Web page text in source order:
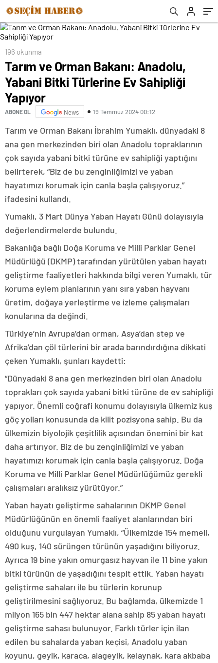
196 okunma
Tarım ve Orman Bakanı: Anadolu,
Yabani Bitki Türlerine Ev Sahipliği
Yapıyor
ABONE OL News 19 Temmuz 2024 00:12
Tarım ve Orman Bakanı İbrahim Yumaklı, dünyadaki 8
ana gen merkezinden biri olan Anadolu topraklarının
çok sayıda yabani bitki türüne ev sahipliği yaptığını
belirterek, “Biz de bu zenginliğimizi ve yaban
hayatımızı korumak için canla başla çalışıyoruz.”
ifadesini kullandı.
Yumaklı, 3 Mart Dünya Yaban Hayatı Günü dolayısıyla
değerlendirmelerde bulundu.
Bakanlığa bağlı Doğa Koruma ve Milli Parklar Genel
Müdürlüğü (DKMP) tarafından yürütülen yaban hayatı
geliştirme faaliyetleri hakkında bilgi veren Yumaklı, tür
koruma eylem planlarının yanı sıra yaban hayvanı
üretim, doğaya yerleştirme ve izleme çalışmaları
konularına da değindi.
Türkiye’nin Avrupa’dan orman, Asya’dan step ve
Afrika’dan çöl türlerini bir arada barındırdığına dikkati
çeken Yumaklı, şunları kaydetti:
“Dünyadaki 8 ana gen merkezinden biri olan Anadolu
toprakları çok sayıda yabani bitki türüne de ev sahipliği
yapıyor. Önemli coğrafi konumu dolayısıyla ülkemiz kuş
göç yolları konusunda da kilit pozisyona sahip. Bu da
ülkemizin biyolojik çeşitlilik açısından önemini bir kat
daha artırıyor. Biz de bu zenginliğimizi ve yaban
hayatımızı korumak için canla başla çalışıyoruz. Doğa
Koruma ve Milli Parklar Genel Müdürlüğümüz gerekli
çalışmaları aralıksız yürütüyor.”
Yaban hayatı geliştirme sahalarının DKMP Genel
Müdürlüğünün en önemli faaliyet alanlarından biri
olduğunu vurgulayan Yumaklı, “Ülkemizde 154 memeli,
490 kuş, 140 sürüngen türünün yaşadığını biliyoruz.
Ayrıca 19 bine yakın omurgasız hayvan ile 11 bine yakın
bitki türünün de yaşadığını tespit ettik. Yaban hayatı
geliştirme sahaları ile bu türlerin korunup
geliştirilmesini sağlıyoruz. Bu bağlamda, ülkemizde 1
milyon 165 bin 447 hektar alana sahip 85 yaban hayatı
geliştirme sahası bulunuyor. Farklı türler için ilan
edilen bu sahalarda yaban keçisi, Anadolu yaban
koyunu, geyik, karaca, alageyik, kelaynak, kara akbaba